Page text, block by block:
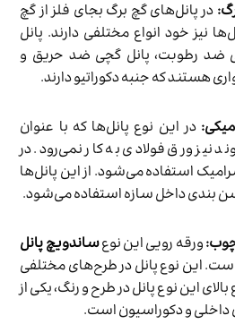
در پانل‌های گچ برگ بجای فلز از گچ
نیز خود انواع مختلفی دارند. پانل
ضد رطوبت، پانل گچی ضد حریق و
هستند که جنبه دکوراتیو دارند.
در این نوع پانل‌ها که با عنوان
نیز ورق فولادی به کار نمی‌رود. در
استفاده می‌شود. از این پانل‌ها
بندی داخل سازه استفاده می‌شود.
ورقه رویی این نوعساندویچ پانل
این نوع پانل در طرح‌های مختلفی
این نوع پانل در طرح و رنگ، یکی از
داخلی و دکوراسیون است.